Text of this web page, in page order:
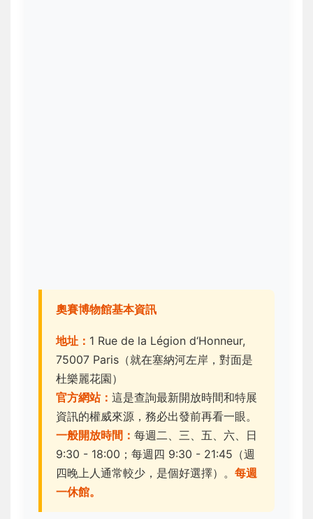
奧賽博物館基本資訊
地址： 1 Rue de la Légion d‘Honneur,
75007 Paris（就在塞納河左岸，對面是
杜樂麗花園）
官方網站： 這是查詢最新開放時間和特展
資訊的權威來源，務必出發前再看一眼。
一般開放時間： 每週二、三、五、六、日
9:30 - 18:00；每週四 9:30 - 21:45（週
四晚上人通常較少，是個好選擇）。 每週
一休館。